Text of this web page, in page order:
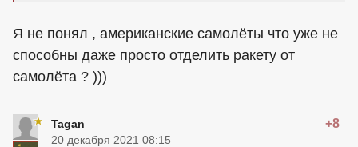
Я не понял , американские самолёты что уже не
способны даже просто отделить ракету от
самолёта ? )))
Tagan +8
20 декабря 2021 08:15